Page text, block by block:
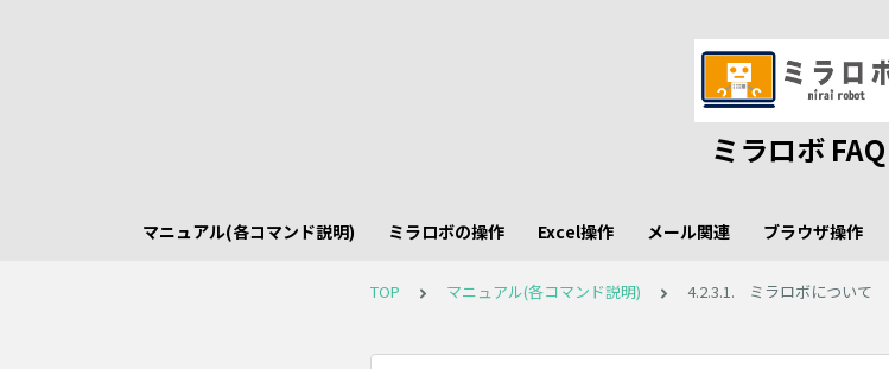
ミラロボ FAQ
マニュアル(各コマンド説明) ミラロボの操作 Excel操作 メール関連 ブラウザ操作
TOP マニュアル(各コマンド説明) 4.2.3.1. ミラロボについて